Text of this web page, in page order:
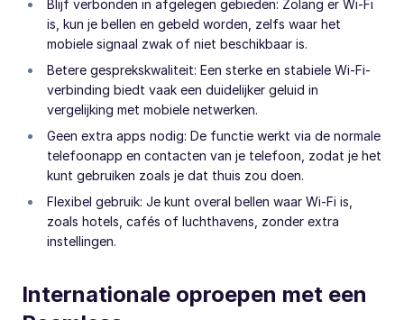
Blijf verbonden in afgelegen gebieden: Zolang er Wi-Fi
is, kun je bellen en gebeld worden, zelfs waar het
mobiele signaal zwak of niet beschikbaar is.
Betere gesprekskwaliteit: Een sterke en stabiele Wi-Fi-
verbinding biedt vaak een duidelijker geluid in
vergelijking met mobiele netwerken.
Geen extra apps nodig: De functie werkt via de normale
telefoonapp en contacten van je telefoon, zodat je het
kunt gebruiken zoals je dat thuis zou doen.
Flexibel gebruik: Je kunt overal bellen waar Wi-Fi is,
zoals hotels, cafés of luchthavens, zonder extra
instellingen.
Internationale oproepen met een